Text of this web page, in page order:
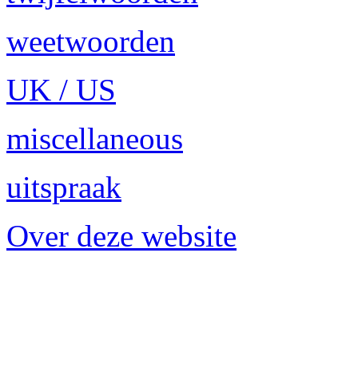
weetwoorden
UK / US
miscellaneous
uitspraak
Over deze website